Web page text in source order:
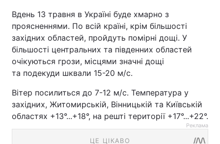
Вдень 13 травня в Україні буде хмарно з
проясненнями. По всій країні, крім більшості
західних областей, пройдуть помірні дощі. У
більшості центральних та південних областей
очікуються грози, місцями значні дощі
та подекуди шквали 15-20 м/с.
Вітер посилиться до 7-12 м/с. Температура у
західних, Житомирській, Вінницькій та Київській
областях +13°...+18°, на решті території +17°...+22°.
Реклама